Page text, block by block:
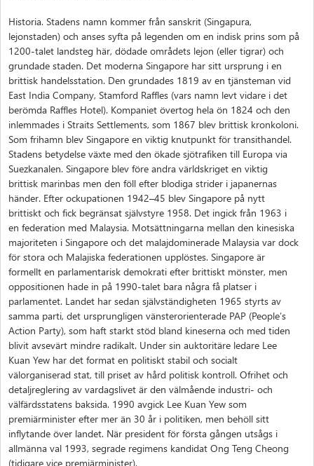
Historia. Stadens namn kommer från sanskrit (Singapura,
lejonstaden) och anses syfta på legenden om en indisk prins som på
1200-talet landsteg här, dödade områdets lejon (eller tigrar) och
grundade staden. Det moderna Singapore har sitt ursprung i en
brittisk handelsstation. Den grundades 1819 av en tjänsteman vid
East India Company, Stamford Raffles (vars namn levt vidare i det
berömda Raffles Hotel). Kompaniet övertog hela ön 1824 och den
inlemmades i Straits Settlements, som 1867 blev brittisk kronkoloni.
Som frihamn blev Singapore en viktig knutpunkt för transithandel.
Stadens betydelse växte med den ökade sjötrafiken till Europa via
Suezkanalen. Singapore blev före andra världskriget en viktig
brittisk marinbas men den föll efter blodiga strider i japanernas
händer. Efter ockupationen 1942–45 blev Singapore på nytt
brittiskt och fick begränsat självstyre 1958. Det ingick från 1963 i
en federation med Malaysia. Motsättningarna mellan den kinesiska
majoriteten i Singapore och det malajdominerade Malaysia var dock
för stora och Malajiska federationen upplöstes. Singapore är
formellt en parlamentarisk demokrati efter brittiskt mönster, men
oppositionen hade in på 1990-talet bara några få platser i
parlamentet. Landet har sedan självständigheten 1965 styrts av
samma parti, det ursprungligen vänsterorienterade PAP (People’s
Action Party), som haft starkt stöd bland kineserna och med tiden
blivit avsevärt mindre radikalt. Under sin auktoritäre ledare Lee
Kuan Yew har det format en politiskt stabil och socialt
välorganiserad stat, till priset av hård politisk kontroll. Ofrihet och
detaljreglering av vardagslivet är den välmående industri- och
välfärdsstatens baksida. 1990 avgick Lee Kuan Yew som
premiärminister efter mer än 30 år i politiken, men behöll sitt
inflytande över landet. När president för första gången utsågs i
allmänna val 1993, segrade regimens kandidat Ong Teng Cheong
(tidigare vice premiärminister).